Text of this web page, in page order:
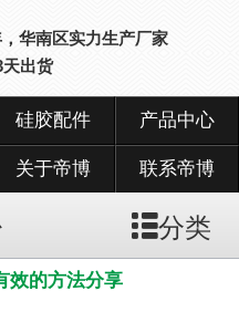
华南区实力生产厂家
出货
硅胶配件 产品中心
关于帝博 联系帝博
分类
效的方法分享